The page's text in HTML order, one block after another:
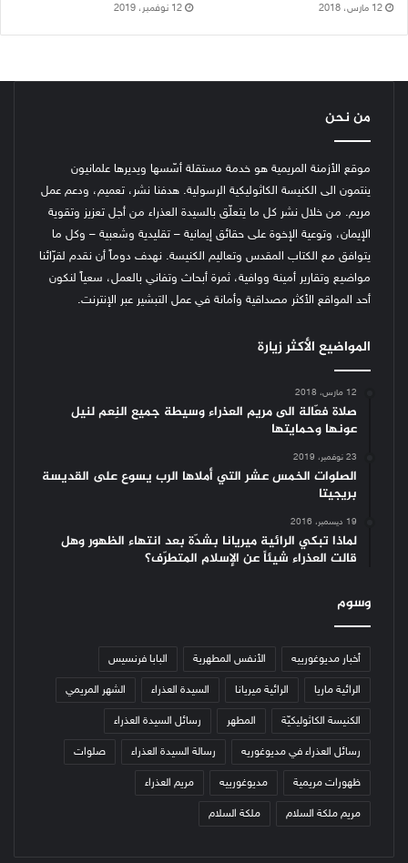
12 مارس، 2018 12 نوفمبر، 2019
من نحن
موقع الأزمنة المريمية هو خدمة مستقلة أسّسها ويديرها علمانيون
ينتمون الى الكنيسة الكاثوليكية الرسولية. هدفنا نشر، تعميم، ودعم عمل
مريم. من خلال نشر كل ما يتعلّق بالسيدة العذراء من أجل تعزيز وتقوية
الإيمان، وتوعية الإخوة على حقائق إيمانية – تقليدية وشعبية – وكل ما
يتوافق مع الكتاب المقدس وتعاليم الكنيسة. نهدف دوماً أن نقدم لقرّائنا
مواضيع وتقارير أمينة ووافية، ثمرة أبحاث وتفاني بالعمل، سعياً لنكون
أحد المواقع الأكثر مصداقية وأمانة في عمل التبشير عبر الإنترنت.
المواضيع الأكثر زيارة
12 مارس، 2018
صلاة فعّالة الى مريم العذراء وسيطة جميع النِعم لنيل
عونها وحمايتها
23 نوفمبر، 2019
الصلوات الخمس عشر التي أملاها الرب يسوع على القديسة
بريجيتا
19 ديسمبر، 2016
لماذا تبكي الرائية ميريانا بشدّة بعد انتهاء الظهور وهل
قالت العذراء شيئاً عن الإسلام المتطرّف؟
وسوم
أخبار مديوغورييه الأنفس المطهرية البابا فرنسيس
الرائية ماريا الرائية ميريانا السيدة العذراء الشهر المريمي
الكنيسة الكاثوليكيّة المطهر رسائل السيدة العذراء
رسائل العذراء في مديوغوريه رسالة السيدة العذراء صلوات
ظهورات مريمية مديوغورييه مريم العذراء
مريم ملكة السلام ملكة السلام